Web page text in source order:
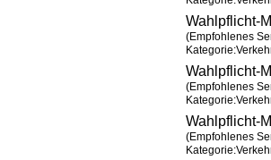
Wahlpflicht-
(Empfohlenes
Wahlpflicht-
(Empfohlenes
Wahlpflicht-
(Empfohlenes